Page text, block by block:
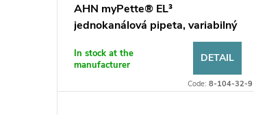
AHN myPette® EL³
jednokanálová pipeta, variabilný
In stock at the
manufacturer
DETAIL
Code:8-104-32-9